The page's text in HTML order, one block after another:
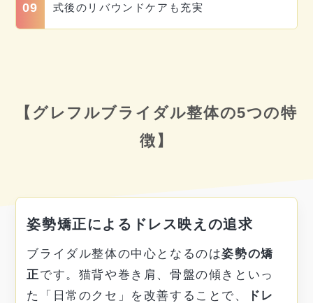
09 式後のリバウンドケアも充実
【グレフルブライダル整体の5つの特
徴】
姿勢矯正によるドレス映えの追求
ブライダル整体の中心となるのは姿勢の矯
正です。猫背や巻き肩、骨盤の傾きといっ
た「日常のクセ」を改善することで、
ドレ